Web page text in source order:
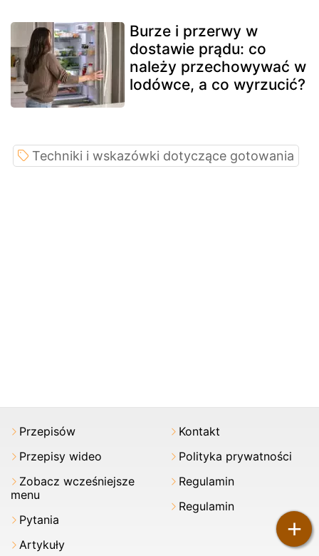
Burze i przerwy w
dostawie prądu: co
należy przechowywać w
lodówce, a co wyrzucić?
+
Techniki i wskazówki dotyczące gotowania
Przepisów
Przepisy wideo
Zobacz wcześniejsze
menu
Pytania
Artykuły
Kontakt
Polityka prywatności
Regulamin
Regulamin